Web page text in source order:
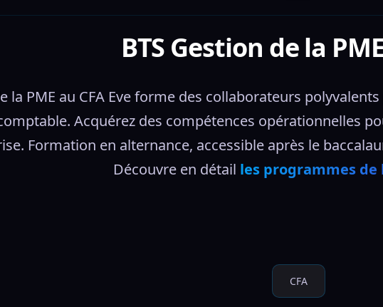
BTS Gestion de la
la PME au CFA Eve forme des collaborateurs
Acquérez des compétences opérationnelles
Formation en alternance, accessible après le
Découvre en détail les programmes de
CFA